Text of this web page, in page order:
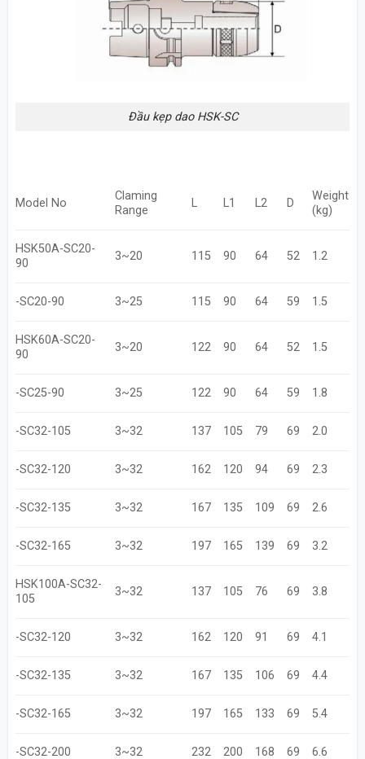
Đầu kẹp dao HSK-SC
Model No
Claming
Range
L L1 L2 D
Weight
(kg)
HSK50A-SC20-
90
3~20 115 90 64 52 1.2
-SC20-90 3~25 115 90 64 59 1.5
HSK60A-SC20-
90
3~20 122 90 64 52 1.5
-SC25-90 3~25 122 90 64 59 1.8
-SC32-105 3~32 137 105 79 69 2.0
-SC32-120 3~32 162 120 94 69 2.3
-SC32-135 3~32 167 135 109 69 2.6
-SC32-165 3~32 197 165 139 69 3.2
HSK100A-SC32-
105
3~32 137 105 76 69 3.8
-SC32-120 3~32 162 120 91 69 4.1
-SC32-135 3~32 167 135 106 69 4.4
-SC32-165 3~32 197 165 133 69 5.4
-SC32-200 3~32 232 200 168 69 6.6